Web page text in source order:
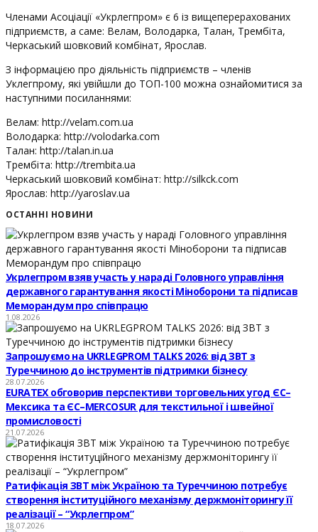
Членами Асоціації «Укрлегпром» є 6 із вищеперерахованих
підприємств, а саме: Велам, Володарка, Талан, Трембіта,
Черкаський шовковий комбінат, Ярослав.
З інформацією про діяльність підприємств – членів
Уклегпрому, які увійшли до ТОП-100 можна ознайомитися за
наступними посиланнями:
Велам: http://velam.com.ua
Володарка: http://volodarka.com
Талан: http://talan.in.ua
Трембіта: http://trembita.ua
Черкаський шовковий комбінат: http://silkck.com
Ярослав: http://yaroslav.ua
ОСТАННІ НОВИНИ
Укрлегпром взяв участь у нараді Головного управління
державного гарантування якості Міноборони та підписав
Меморандум про співпрацю
1.08.2026
Запрошуємо на UKRLEGPROM TALKS 2026: від ЗВТ з
Туреччиною до інструментів підтримки бізнесу
28.07.2026
EURATEX обговорив перспективи торговельних угод ЄС–
Мексика та ЄС–MERCOSUR для текстильної і швейної
промисловості
21.07.2026
Ратифікація ЗВТ між Україною та Туреччиною потребує
створення інституційного механізму держмоніторингу її
реалізації – “Укрлегпром”
18.07.2026